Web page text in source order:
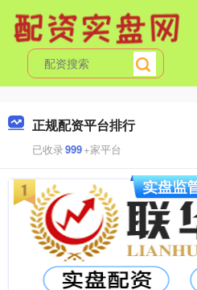
正规配资平台排行
已收录999+家平台